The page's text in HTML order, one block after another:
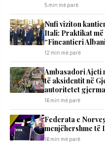
5 min më parë
Nufi viziton
Itali: Praktikat
“Fincantieri
12 min më parë
Ambasadori Ajeti
të aksidentit në
autoritetet
16 min më parë
Federata e
menjëhershme të
16 min më parë